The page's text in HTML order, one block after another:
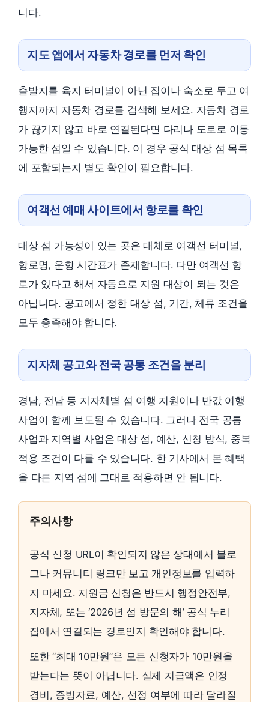
니다.
지도 앱에서 자동차 경로를 먼저 확인
출발지를 육지 터미널이 아닌 집이나 숙소로 두고 여
행지까지 자동차 경로를 검색해 보세요. 자동차 경로
가 끊기지 않고 바로 연결된다면 다리나 도로로 이동
가능한 섬일 수 있습니다. 이 경우 공식 대상 섬 목록
에 포함되는지 별도 확인이 필요합니다.
여객선 예매 사이트에서 항로를 확인
대상 섬 가능성이 있는 곳은 대체로 여객선 터미널,
항로명, 운항 시간표가 존재합니다. 다만 여객선 항
로가 있다고 해서 자동으로 지원 대상이 되는 것은
아닙니다. 공고에서 정한 대상 섬, 기간, 체류 조건을
모두 충족해야 합니다.
지자체 공고와 전국 공통 조건을 분리
경남, 전남 등 지자체별 섬 여행 지원이나 반값 여행
사업이 함께 보도될 수 있습니다. 그러나 전국 공통
사업과 지역별 사업은 대상 섬, 예산, 신청 방식, 중복
적용 조건이 다를 수 있습니다. 한 기사에서 본 혜택
을 다른 지역 섬에 그대로 적용하면 안 됩니다.
주의사항
공식 신청 URL이 확인되지 않은 상태에서 블로
그나 커뮤니티 링크만 보고 개인정보를 입력하
지 마세요. 지원금 신청은 반드시 행정안전부,
지자체, 또는 ‘2026년 섬 방문의 해’ 공식 누리
집에서 연결되는 경로인지 확인해야 합니다.
또한 “최대 10만원”은 모든 신청자가 10만원을
받는다는 뜻이 아닙니다. 실제 지급액은 인정
경비, 증빙자료, 예산, 선정 여부에 따라 달라질